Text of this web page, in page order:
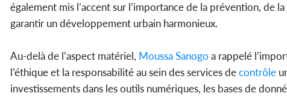
également mis l’accent sur l’importance de la prévention, de
garantir un développement urbain harmonieux.
Au-delà de l’aspect matériel, Moussa Sanogo a rappelé
l’éthique et la responsabilité au sein des services decontrôle
investissements dans les outils numériques, les bases de